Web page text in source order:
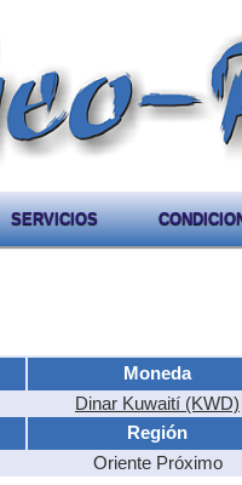
SERVICIOS
Moneda
Dinar Kuwaití (KWD)
Región
Oriente Próximo